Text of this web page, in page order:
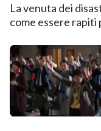
La venuta dei
come essere rapiti